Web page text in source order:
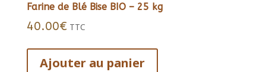
Farine de Blé Bise BIO – 25 kg
40.00€ TTC
Ajouter au panier